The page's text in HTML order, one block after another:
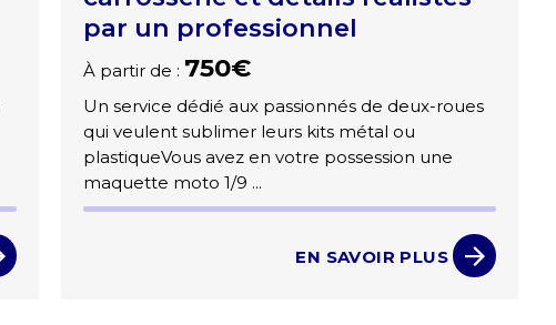
par un professionnel
À partir de : 750€
Un service dédié aux passionnés de deux-roues
qui veulent sublimer leurs kits métal ou
plastiqueVous avez en votre possession une
maquette moto 1/9 ...
EN SAVOIR PLUS